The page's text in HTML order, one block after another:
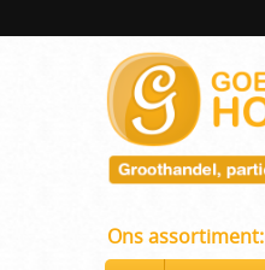
Ons assortiment: